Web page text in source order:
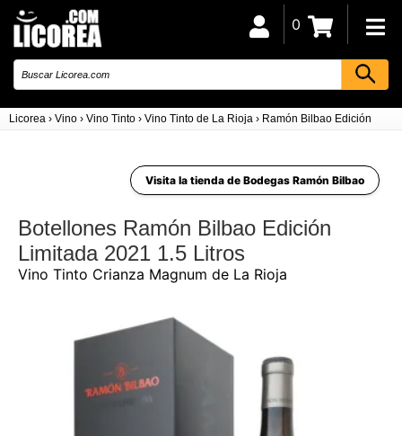
Licorea › Vino › Vino Tinto › Vino Tinto de La Rioja › Ramón Bilbao Edición
0
Visita la tienda de Bodegas Ramón Bilbao
Botellones Ramón Bilbao Edición
Limitada 2021 1.5 Litros
Vino Tinto Crianza Magnum de La Rioja